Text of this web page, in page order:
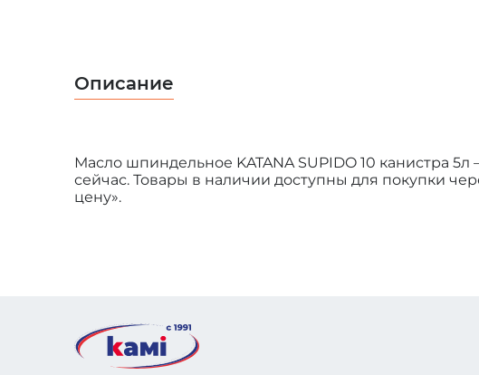
Описание
Масло шпиндельное KATANA SUPIDO 10 канистра
сейчас. Товары в наличии доступны для покупки
цену».